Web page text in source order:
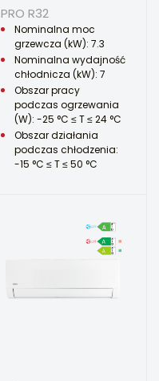
PRO R32
Nominalna moc
grzewcza (kW): 7.3
Nominalna wydajność
chłodnicza (kW): 7
Obszar pracy
podczas ogrzewania
(W): -25 °C ≤ T ≤ 24 °C
Obszar działania
podczas chłodzenia:
-15 °C ≤ T ≤ 50 °C